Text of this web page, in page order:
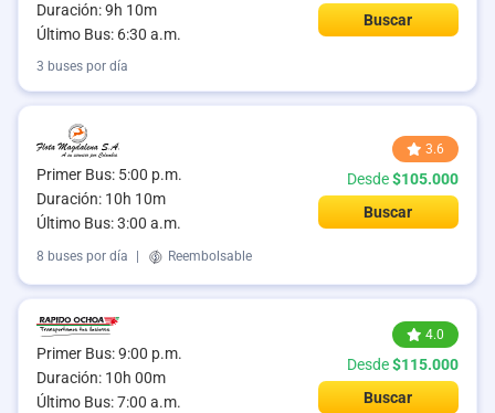
Duración: 9h 10m
Último Bus: 6:30 a.m.
Buscar
3 buses por día
Primer Bus: 5:00 p.m.
Duración: 10h 10m
Último Bus: 3:00 a.m.
3.6
Desde$105.000
Buscar
8 buses por día Reembolsable
Primer Bus: 9:00 p.m.
Duración: 10h 00m
Último Bus: 7:00 a.m.
4.0
Desde$115.000
Buscar